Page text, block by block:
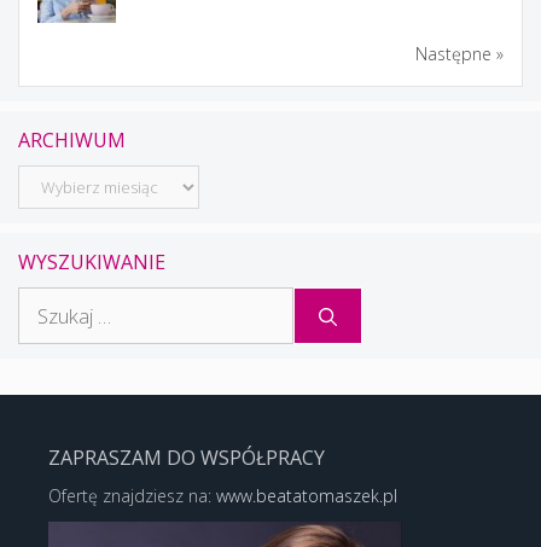
Następne »
ARCHIWUM
Archiwum
WYSZUKIWANIE
ZAPRASZAM DO WSPÓŁPRACY
Ofertę znajdziesz na: www.beatatomaszek.pl